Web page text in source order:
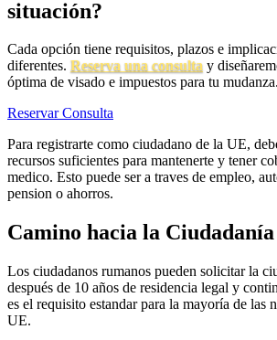
situación?
Cada opción tiene requisitos, plazos e
diferentes. Reserva una consulta y
óptima de visado e impuestos para tu mudanza.
Reservar Consulta
Para registrarte como ciudadano de la UE,
recursos suficientes para mantenerte y tener
medico. Esto puede ser a traves de empleo,
pension o ahorros.
Camino hacia la
Los ciudadanos rumanos pueden solicitar la
después de 10 años de residencia legal y
es el requisito estandar para la mayoría de las
UE.